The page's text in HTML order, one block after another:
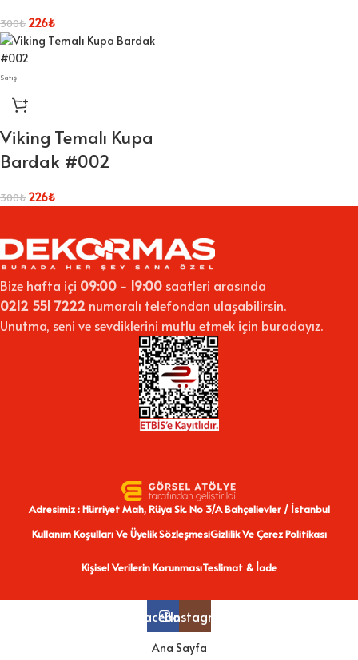
300₺ 226₺
Satış
Viking Temalı Kupa
Bardak #002
300₺ 226₺
Bize hafta içi 09:00 - 19:00 saatleri arasında
0212 551 7222 numaralı telefondan ulaşabilirsin.
Unutma, seni ve sevdiklerini mutlu etmek için buradayız.
Adresimiz : Hürriyet Mah, Rüya Sk. No 3/A Bahçelievler / İstanbul
Kullanım Koşulları Ve Üyelik SözleşmesiGizlilik Ve Çerez Politikası
Kişisel Verilerin KorunmasıTeslimat & İade
FacebookInstagram
Ana Sayfa